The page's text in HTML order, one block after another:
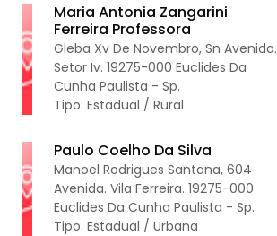
Maria Antonia Zangarini
Ferreira Professora
Gleba Xv De Novembro, Sn Avenida.
Setor Iv. 19275-000 Euclides Da
Cunha Paulista - Sp.
Tipo: Estadual / Rural
Paulo Coelho Da Silva
Manoel Rodrigues Santana, 604
Avenida. Vila Ferreira. 19275-000
Euclides Da Cunha Paulista - Sp.
Tipo: Estadual / Urbana